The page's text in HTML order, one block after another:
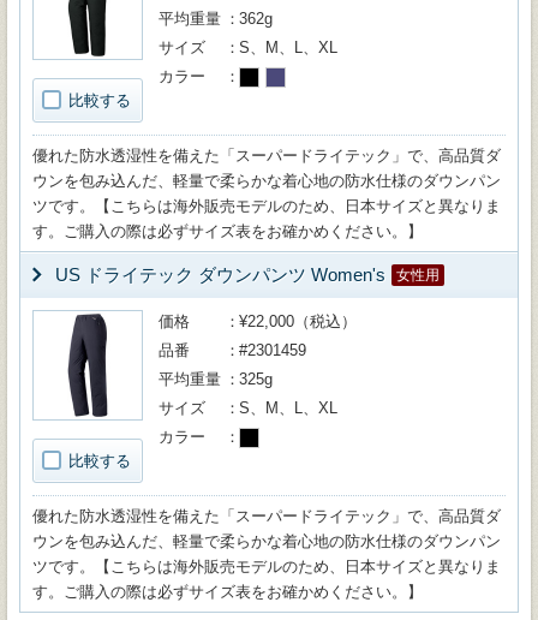
比較する
平均重量
362g
サイズ
S、M、L、XL
カラー
優れた防水透湿性を備えた「スーパードライテック」で、高品質ダ
ウンを包み込んだ、軽量で柔らかな着心地の防水仕様のダウンパン
ツです。【こちらは海外販売モデルのため、日本サイズと異なりま
す。ご購入の際は必ずサイズ表をお確かめください。】
US ドライテック ダウンパンツ Women's 女性用
比較する
価格
¥22,000（税込）
品番
#2301459
平均重量
325g
サイズ
S、M、L、XL
カラー
優れた防水透湿性を備えた「スーパードライテック」で、高品質ダ
ウンを包み込んだ、軽量で柔らかな着心地の防水仕様のダウンパン
ツです。【こちらは海外販売モデルのため、日本サイズと異なりま
す。ご購入の際は必ずサイズ表をお確かめください。】